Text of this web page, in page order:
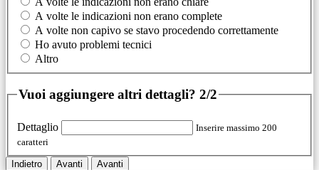
A volte le indicazioni non erano complete
A volte non capivo se stavo procedendo correttamente
Ho avuto problemi tecnici
Altro
Vuoi aggiungere altri dettagli? 2/2
Dettaglio
Inserire massimo 200
caratteri
Indietro Avanti Avanti